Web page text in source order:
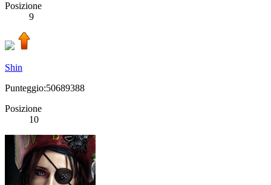
Posizione
9
Shin
Punteggio:50689388
Posizione
10